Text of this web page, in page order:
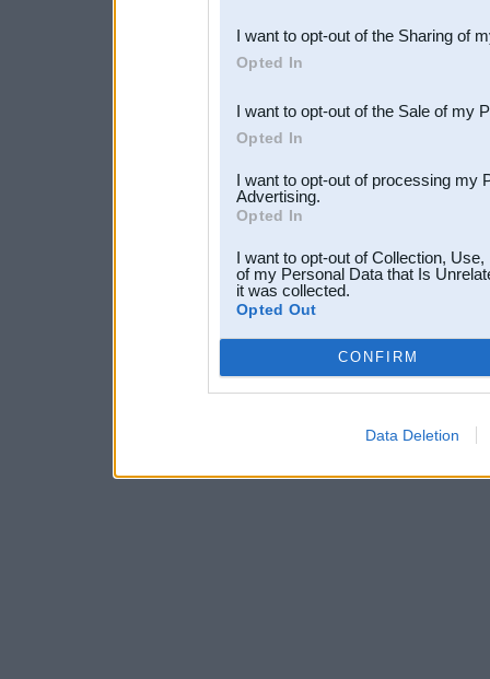
Downstream Participants
third parties.
I want to opt-out of the Sharing of
Opted In
I want to opt-out of the Sale of my
Opted In
I want to opt-out of processing my
Advertising.
Opted In
I want to opt-out of Collection,
of my Personal Data that Is
it was collected.
Opted Out
CONFIRM
Data Deletion